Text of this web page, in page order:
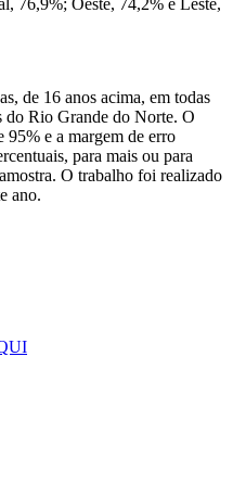
de 16 anos acima, em todas
do Rio Grande do Norte. O
95% e a margem de erro
para mais ou para
O trabalho foi realizado
ano.